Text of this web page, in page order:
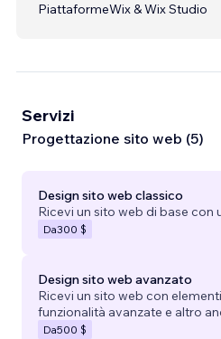
PiattaformeWix & Wix Studio
Servizi
Progettazione sito web (5)
Design sito web classico
Ricevi un sito web di base con
Da300 $
Design sito web avanzato
Ricevi un sito web con
funzionalità avanzate e altro
Da500 $